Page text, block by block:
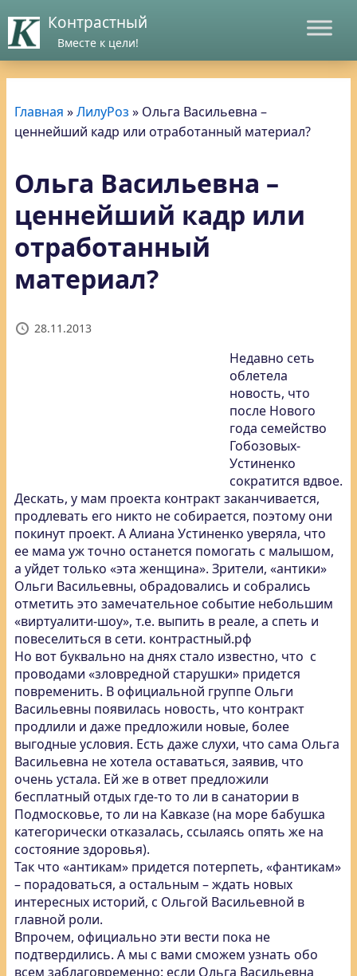
Контрастный
Вместе к цели!
Главная »ЛилуРоз » Ольга Васильевна –
ценнейший кадр или отработанный материал?
Ольга Васильевна –
ценнейший кадр или
отработанный
материал?
28.11.2013
Недавно сеть
облетела
новость, что
после Нового
года семейство
Гобозовых-
Устиненко
сократится вдвое.
Дескать, у мам проекта контракт заканчивается,
продлевать его никто не собирается, поэтому они
покинут проект. А Алиана Устиненко уверяла, что
ее мама уж точно останется помогать с малышом,
а уйдет только «эта женщина». Зрители, «антики»
Ольги Васильевны, обрадовались и собрались
отметить это замечательное событие небольшим
«виртуалити-шоу», т.е. выпить в реале, а спеть и
повеселиться в сети. контрастный.рф
Но вот буквально на днях стало известно, что с
проводами «зловредной старушки» придется
повременить. В официальной группе Ольги
Васильевны появилась новость, что контракт
продлили и даже предложили новые, более
выгодные условия. Есть даже слухи, что сама Ольга
Васильевна не хотела оставаться, заявив, что
очень устала. Ей же в ответ предложили
бесплатный отдых где-то то ли в санатории в
Подмосковье, то ли на Кавказе (на море бабушка
категорически отказалась, ссылаясь опять же на
состояние здоровья).
Так что «антикам» придется потерпеть, «фантикам»
– порадоваться, а остальным – ждать новых
интересных историй, с Ольгой Васильевной в
главной роли.
Впрочем, официально эти вести пока не
подтвердились. А мы с вами сможем узнать обо
всем заблаговременно: если Ольга Васильевна